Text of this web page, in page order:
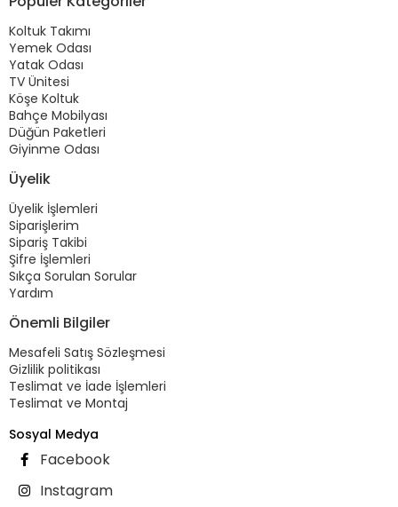
Koltuk Takımı
Yemek Odası
Yatak Odası
TV Ünitesi
Köşe Koltuk
Bahçe Mobilyası
Düğün Paketleri
Giyinme Odası
Üyelik
Üyelik İşlemleri
Siparişlerim
Sipariş Takibi
Şifre İşlemleri
Sıkça Sorulan Sorular
Yardım
Önemli Bilgiler
Mesafeli Satış Sözleşmesi
Gizlilik politikası
Teslimat ve İade İşlemleri
Teslimat ve Montaj
Sosyal Medya
Facebook
Instagram